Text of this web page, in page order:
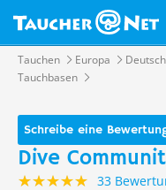
Tauchen Europa
Tauchbasen
Schreibe eine
Dive
33